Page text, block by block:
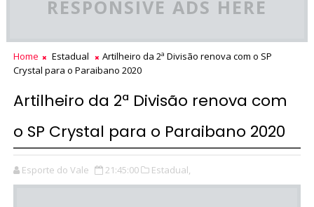
RESPONSIVE ADS HERE
Home Estadual
Artilheiro da 2ª Divisão renova com o SP
Crystal para o Paraibano 2020
Artilheiro da 2ª Divisão renova com
o SP Crystal para o Paraibano 2020
Esporte do Vale 21:45:00 Estadual,